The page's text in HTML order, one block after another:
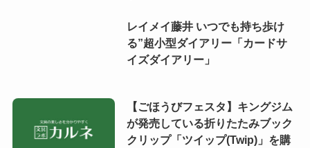
レイメイ藤井 いつでも持ち歩け
る”超小型ダイアリー「カードサ
イズダイアリー」
【ごほうびフェスタ】キングジム
が発売している折りたたみブック
クリップ「ツイップ(Twip)」を購